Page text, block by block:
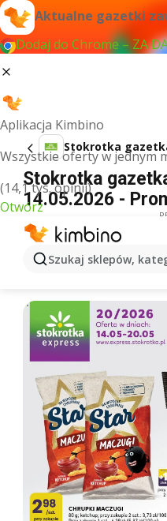
Aktualne gazetki
Dodaj do Chrome – ZA
Aplikacja Kimbino
Wszystkie oferty w jednym
(14,1 tys. opinii)
Otwórz
Szukaj sklepów,
Stokrotka
Stokrotka
14.05.2026 -